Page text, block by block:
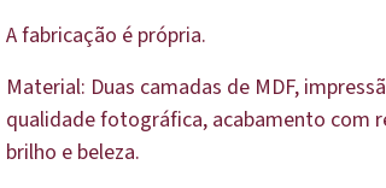
A fabricação é própria.
Material: Duas camadas de MDF,
qualidade fotográfica, acabamento com
brilho e beleza.